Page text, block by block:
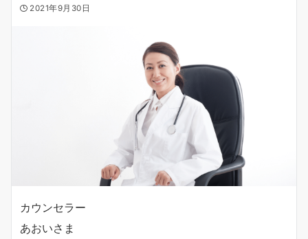
2021年9月30日
カウンセラー
あおいさま